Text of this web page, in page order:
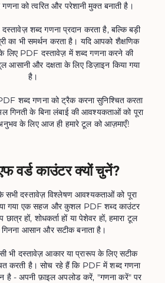
को त्वरित और परेशानी मुक्त बनाती है।
शब्द गणना प्रदान करता है, बल्कि बड़ी
का भी समर्थन करता है। यदि आपको शैक्षणिक
के लिए PDF दस्तावेज़ में शब्द गणना करने की
आसानी और दक्षता के लिए डिज़ाइन किया गया
है।
शब्द गणना को ट्रैक करना सुनिश्चित करता
गिनती के बिना लंबाई की आवश्यकताओं को पूरा
के लिए आज ही हमारे टूल को आज़माएँ!
वर्ड काउंटर क्यों चुनें?
दस्तावेज़ विश्लेषण आवश्यकताओं को पूरा
गया एक सहज और कुशल PDF शब्द काउंटर
हों, शोधकर्ता हों या पेशेवर हों, हमारा टूल
आसान और सटीक बनाता है।
भी दस्तावेज़ आकार या प्रारूप के लिए सटीक
करती है। सोच रहे हैं कि PDF में शब्द गणना
है - अपनी फ़ाइल अपलोड करें, "गणना करें" पर